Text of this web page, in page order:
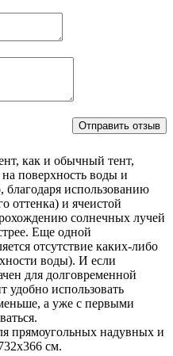
как и обычный тент,
поверхность воды и
благодаря использованию
оттенка) и ячеистой
солнечных лучей
Еще одной
отсутствие каких-либо
воды). И если
для долговременной
удобно использовать
а уже с первыми
прямоугольных надувных и
см.